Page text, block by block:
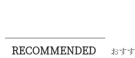
RECOMMENDED おす